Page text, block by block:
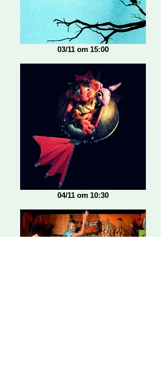
03/11 om 15:00
04/11 om 10:30